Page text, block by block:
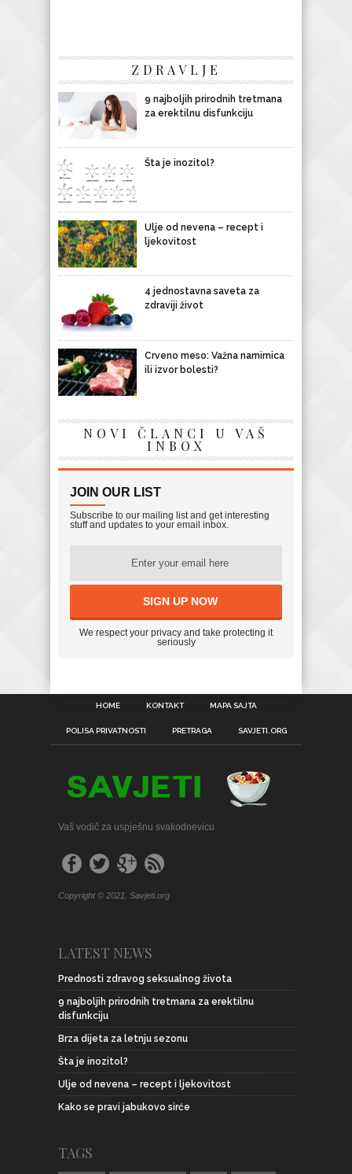
ZDRAVLJE
9 najboljih prirodnih tretmana
za erektilnu disfunkciju
Šta je inozitol?
Ulje od nevena – recept i
ljekovitost
4 jednostavna saveta za
zdraviji život
Crveno meso: Važna namirnica
ili izvor bolesti?
NOVI ČLANCI U VAŠ
INBOX
JOIN OUR LIST
Subscribe to our mailing list and get interesting
stuff and updates to your email inbox.
We respect your privacy and take protecting it
seriously
HOME KONTAKT MAPA SAJTA
POLISA PRIVATNOSTI PRETRAGA SAVJETI.ORG
Vaš vodič za uspješnu svakodnevicu
Copyright © 2021. Savjeti.org
LATEST NEWS
Prednosti zdravog seksualnog života
9 najboljih prirodnih tretmana za erektilnu
disfunkciju
Brza dijeta za letnju sezonu
Šta je inozitol?
Ulje od nevena – recept i ljekovitost
Kako se pravi jabukovo sirće
TAGS